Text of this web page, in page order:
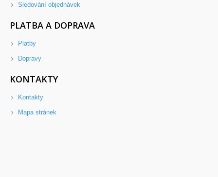
Sledování objednávek
PLATBA A DOPRAVA
Platby
Dopravy
KONTAKTY
Kontakty
Mapa stránek